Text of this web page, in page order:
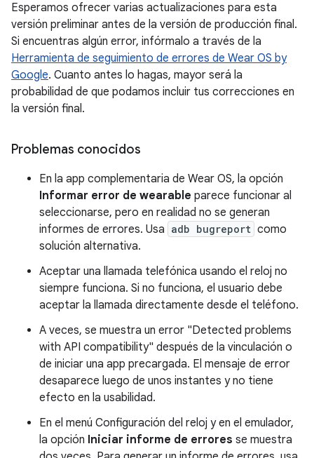
Esperamos ofrecer varias actualizaciones para esta
versión preliminar antes de la versión de producción final.
Si encuentras algún error, infórmalo a través de la
Herramienta de seguimiento de errores de Wear OS by
Google. Cuanto antes lo hagas, mayor será la
probabilidad de que podamos incluir tus correcciones en
la versión final.
Problemas conocidos
En la app complementaria de Wear OS, la opción
Informar error de wearable parece funcionar al
seleccionarse, pero en realidad no se generan
informes de errores. Usa adb bugreport como
solución alternativa.
Aceptar una llamada telefónica usando el reloj no
siempre funciona. Si no funciona, el usuario debe
aceptar la llamada directamente desde el teléfono.
A veces, se muestra un error "Detected problems
with API compatibility" después de la vinculación o
de iniciar una app precargada. El mensaje de error
desaparece luego de unos instantes y no tiene
efecto en la usabilidad.
En el menú Configuración del reloj y en el emulador,
la opción Iniciar informe de errores se muestra